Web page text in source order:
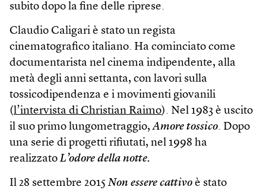
subito dopo la fine delle riprese.
Claudio Caligari è stato un regista
cinematografico italiano. Ha cominciato come
documentarista nel cinema indipendente, alla
metà degli anni settanta, con lavori sulla
tossicodipendenza e i movimenti giovanili
(l’intervista di Christian Raimo). Nel 1983 è uscito
il suo primo lungometraggio,Amore tossico. Dopo
una serie di progetti rifiutati, nel 1998 ha
realizzato L’odore della notte.
Il 28 settembre 2015 Non essere cattivo è stato